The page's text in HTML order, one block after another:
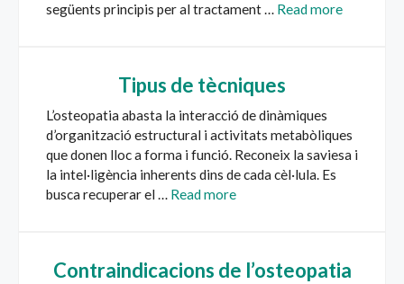
següents principis per al tractament … Read more
Tipus de tècniques
L’osteopatia abasta la interacció de dinàmiques
d’organització estructural i activitats metabòliques
que donen lloc a forma i funció. Reconeix la saviesa i
la intel·ligència inherents dins de cada cèl·lula. Es
busca recuperar el … Read more
Contraindicacions de l’osteopatia